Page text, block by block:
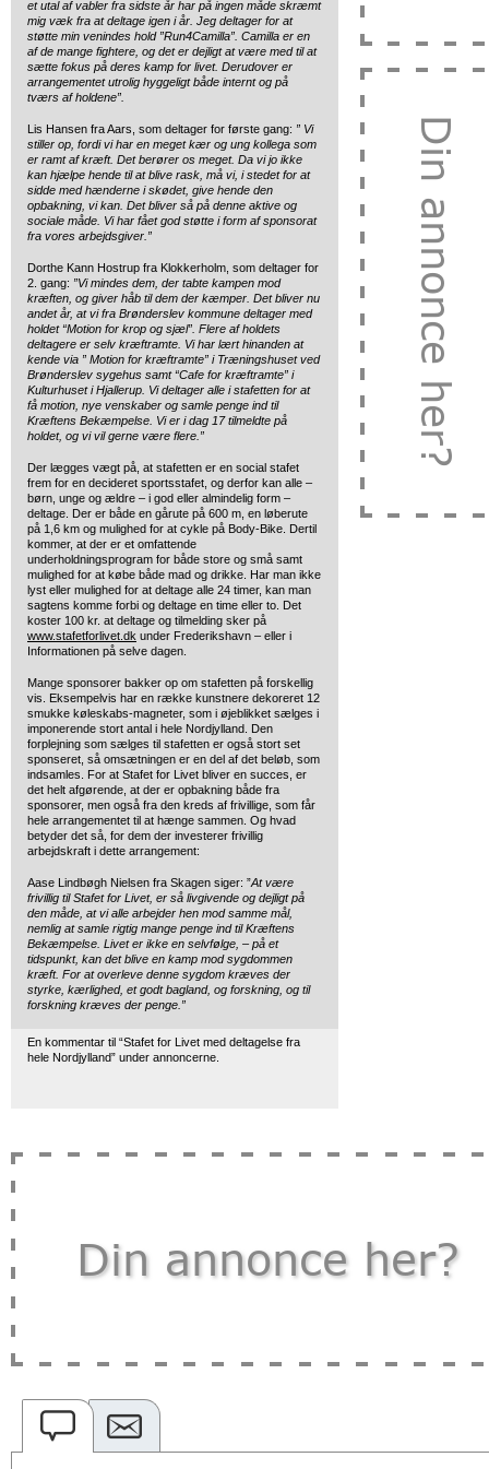
et utal af vabler fra sidste år har på ingen måde skræmt
mig væk fra at deltage igen i år. Jeg deltager for at
støtte min venindes hold ”Run4Camilla”. Camilla er en
af de mange fightere, og det er dejligt at være med til at
sætte fokus på deres kamp for livet. Derudover er
arrangementet utrolig hyggeligt både internt og på
tværs af holdene”.
Lis Hansen fra Aars, som deltager for første gang: ” Vi
stiller op, fordi vi har en meget kær og ung kollega som
er ramt af kræft. Det berører os meget. Da vi jo ikke
kan hjælpe hende til at blive rask, må vi, i stedet for at
sidde med hænderne i skødet, give hende den
opbakning, vi kan. Det bliver så på denne aktive og
sociale måde. Vi har fået god støtte i form af sponsorat
fra vores arbejdsgiver.”
Dorthe Kann Hostrup fra Klokkerholm, som deltager for
2. gang: ”Vi mindes dem, der tabte kampen mod
kræften, og giver håb til dem der kæmper. Det bliver nu
andet år, at vi fra Brønderslev kommune deltager med
holdet “Motion for krop og sjæl”. Flere af holdets
deltagere er selv kræftramte. Vi har lært hinanden at
kende via ” Motion for kræftramte” i Træningshuset ved
Brønderslev sygehus samt “Cafe for kræftramte” i
Kulturhuset i Hjallerup. Vi deltager alle i stafetten for at
få motion, nye venskaber og samle penge ind til
Kræftens Bekæmpelse. Vi er i dag 17 tilmeldte på
holdet, og vi vil gerne være flere.”
Der lægges vægt på, at stafetten er en social stafet
frem for en decideret sportsstafet, og derfor kan alle –
børn, unge og ældre – i god eller almindelig form –
deltage. Der er både en gårute på 600 m, en løberute
på 1,6 km og mulighed for at cykle på Body-Bike. Dertil
kommer, at der er et omfattende
underholdningsprogram for både store og små samt
mulighed for at købe både mad og drikke. Har man ikke
lyst eller mulighed for at deltage alle 24 timer, kan man
sagtens komme forbi og deltage en time eller to. Det
koster 100 kr. at deltage og tilmelding sker på
www.stafetforlivet.dk under Frederikshavn – eller i
Informationen på selve dagen.
Mange sponsorer bakker op om stafetten på forskellig
vis. Eksempelvis har en række kunstnere dekoreret 12
smukke køleskabs-magneter, som i øjeblikket sælges i
imponerende stort antal i hele Nordjylland. Den
forplejning som sælges til stafetten er også stort set
sponseret, så omsætningen er en del af det beløb, som
indsamles. For at Stafet for Livet bliver en succes, er
det helt afgørende, at der er opbakning både fra
sponsorer, men også fra den kreds af frivillige, som får
hele arrangementet til at hænge sammen. Og hvad
betyder det så, for dem der investerer frivillig
arbejdskraft i dette arrangement:
Aase Lindbøgh Nielsen fra Skagen siger: ”At være
frivillig til Stafet for Livet, er så livgivende og dejligt på
den måde, at vi alle arbejder hen mod samme mål,
nemlig at samle rigtig mange penge ind til Kræftens
Bekæmpelse. Livet er ikke en selvfølge, – på et
tidspunkt, kan det blive en kamp mod sygdommen
kræft. For at overleve denne sygdom kræves der
styrke, kærlighed, et godt bagland, og forskning, og til
forskning kræves der penge.”
En kommentar til “Stafet for Livet med deltagelse fra
hele Nordjylland” under annoncerne.